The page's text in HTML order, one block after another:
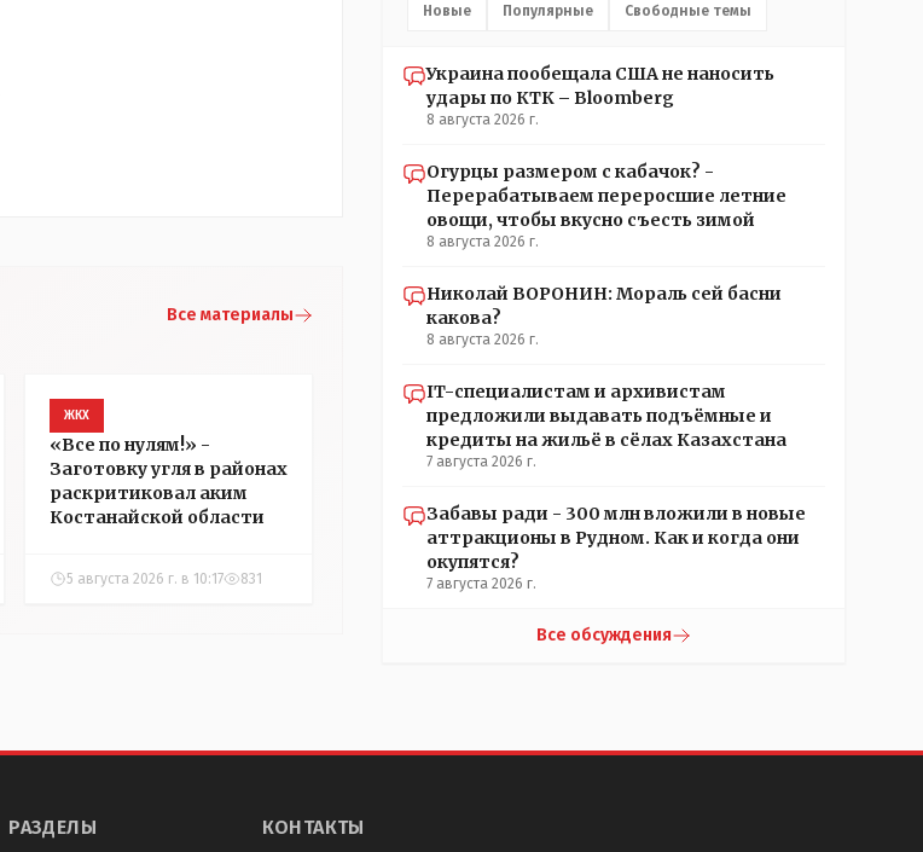
Все материалы
ЖКХ
«Все по нулям!» -
Заготовку угля в районах
раскритиковал аким
Костанайской области
5 августа 2026 г. в 10:17 831
Новые Популярные Свободные темы
Украина пообещала США не наносить
удары по КТК – Bloomberg
8 августа 2026 г.
Огурцы размером с кабачок? -
Перерабатываем переросшие летние
овощи, чтобы вкусно съесть зимой
8 августа 2026 г.
Николай ВОРОНИН: Мораль сей басни
какова?
8 августа 2026 г.
IT-специалистам и архивистам
предложили выдавать подъёмные и
кредиты на жильё в сёлах Казахстана
7 августа 2026 г.
Забавы ради - 300 млн вложили в новые
аттракционы в Рудном. Как и когда они
окупятся?
7 августа 2026 г.
Все обсуждения
РАЗДЕЛЫ КОНТАКТЫ